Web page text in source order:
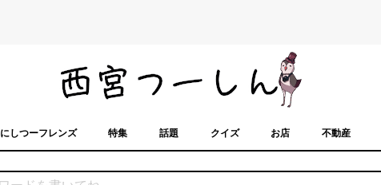
にしつーフレンズ 特集 話題 クイズ お店 不動産